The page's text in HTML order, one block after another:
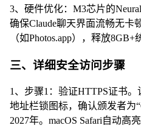
3、硬件优化：M3芯片的
确保Claude聊天界面流畅无卡
（如Photos.app），释放
三、详细安全访问步骤
1、步骤1：验证HTTPS证书。
地址栏锁图标，确认颁发者为
2027年。macOS Safari自动高